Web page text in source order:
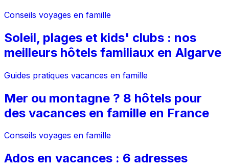
Conseils voyages en famille
Soleil, plages et kids' clubs : nos
meilleurs hôtels familiaux en Algarve
Guides pratiques vacances en famille
Mer ou montagne ? 8 hôtels pour
des vacances en famille en France
Conseils voyages en famille
Ados en vacances : 6 adresses